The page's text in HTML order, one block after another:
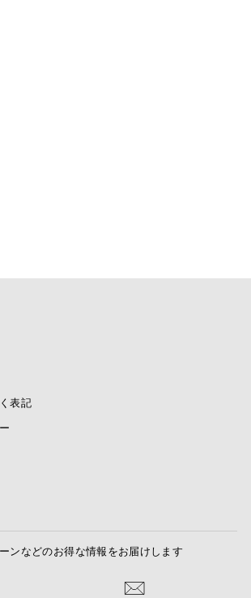
表記
ンなどのお得な情報をお届けします